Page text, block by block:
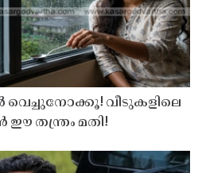
വീടുകളിലെ
തന്ത്രം മതി!